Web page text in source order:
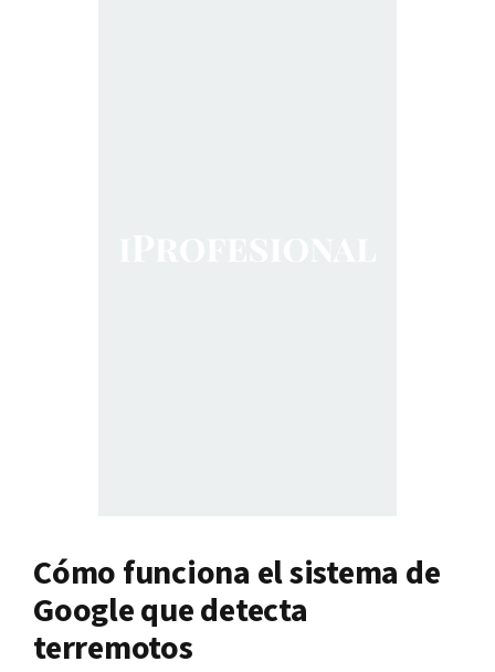
Cómo funciona el sistema de
Google que detecta
terremotos